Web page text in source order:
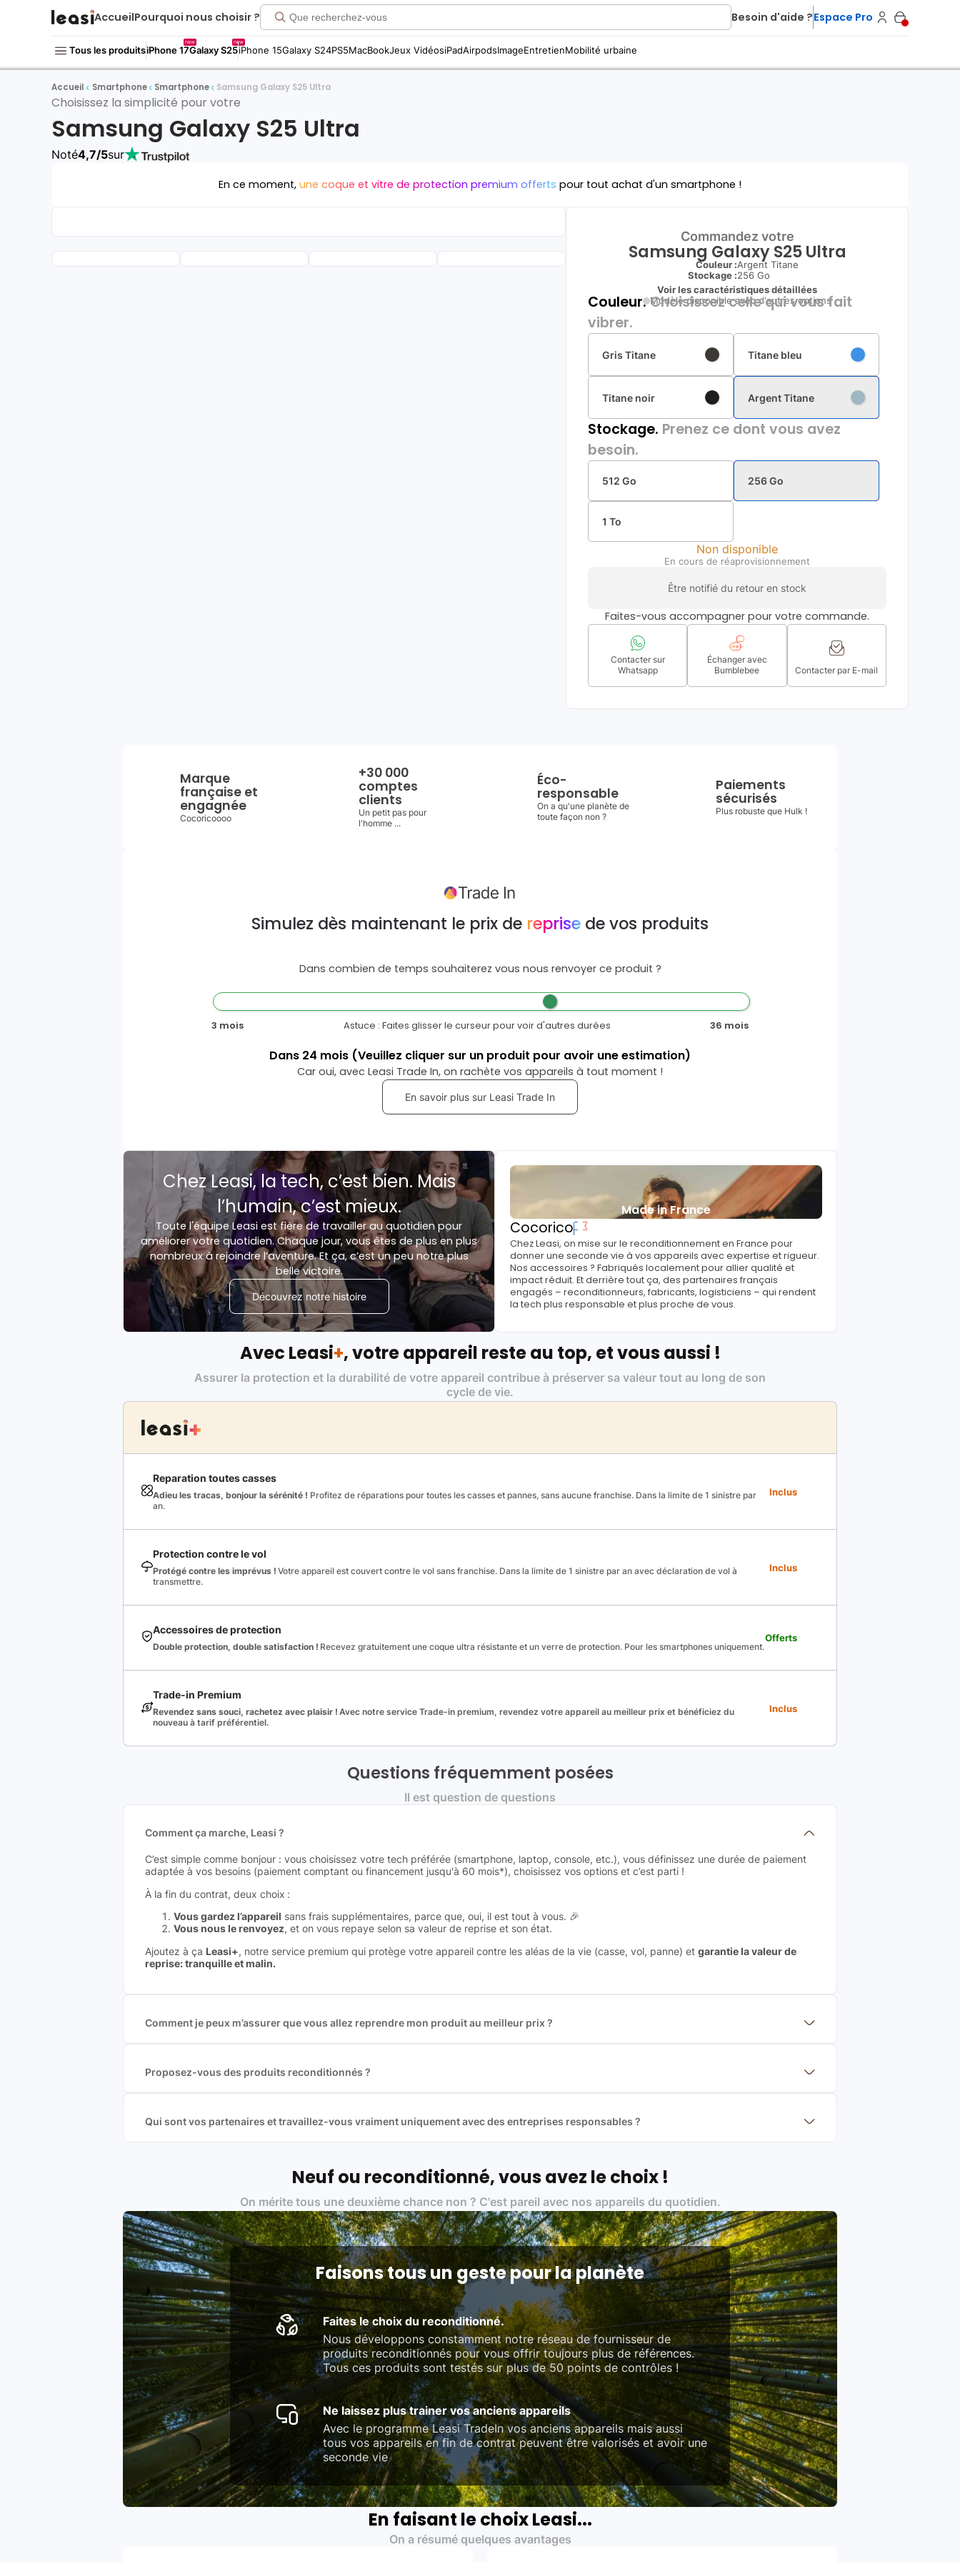
AccueilPourquoi nous choisir ? Besoin d'aide ?Espace Pro
Tous les produitsiPhone 17
new
Galaxy S25
new
iPhone 15Galaxy S24PS5MacBookJeux VidéosiPadAirpodsImageEntretienMobilité urbaine
Accueil Smartphone Smartphone Samsung Galaxy S25 Ultra
Choisissez la simplicité pour votre
Samsung Galaxy S25 Ultra
Noté4,7/5sur
En ce moment, une coque et vitre de protection premium offerts pour tout achat d'un smartphone !
Commandez votre
Samsung Galaxy S25 Ultra
Couleur :Argent Titane
Stockage :256 Go
Voir les caractéristiques détaillées
Modèle disponible avec d'autres options
Couleur.Choisissez celle qui vous fait
vibrer.
Gris Titane Titane bleu
Titane noir Argent Titane
Stockage. Prenez ce dont vous avez
besoin.
512 Go 256 Go
1 To
Non disponible
En cours de réaprovisionnement
Être notifié du retour en stock
Faites-vous accompagner pour votre commande.
Contacter sur
Whatsapp
Échanger avec
Bumblebee
Contacter par E-mail
Marque
française et
engagnée
Cocoricoooo
+30 000
comptes
clients
Un petit pas pour
l'homme ...
Éco-
responsable
On a qu'une planète de
toute façon non ?
Paiements
sécurisés
Plus robuste que Hulk !
Simulez dès maintenant le prix de reprise de vos produits
Dans combien de temps souhaiterez vous nous renvoyer ce produit ?
3 mois Astuce : Faites glisser le curseur pour voir d'autres durées 36 mois
Dans 24 mois (Veuillez cliquer sur un produit pour avoir une estimation)
Car oui, avec Leasi Trade In, on rachète vos appareils à tout moment !
En savoir plus sur Leasi Trade In
Chez Leasi, la tech, c’est bien. Mais
l’humain, c’est mieux.
Toute l'équipe Leasi est fière de travailler au quotidien pour
améliorer votre quotidien. Chaque jour, vous êtes de plus en plus
nombreux à rejoindre l’aventure. Et ça, c’est un peu notre plus
belle victoire.
Découvrez notre histoire
Made in France
Cocorico
Chez Leasi, on mise sur le reconditionnement en France pour
donner une seconde vie à vos appareils avec expertise et rigueur.
Nos accessoires ? Fabriqués localement pour allier qualité et
impact réduit. Et derrière tout ça, des partenaires français
engagés – reconditionneurs, fabricants, logisticiens – qui rendent
la tech plus responsable et plus proche de vous.
Avec Leasi+, votre appareil reste au top, et vous aussi !
Assurer la protection et la durabilité de votre appareil contribue à préserver sa valeur tout au long de son
cycle de vie.
Reparation toutes casses
Adieu les tracas, bonjour la sérénité ! Profitez de réparations pour toutes les casses et pannes, sans aucune franchise. Dans la limite de 1 sinistre par
an.
Inclus
Protection contre le vol
Protégé contre les imprévus ! Votre appareil est couvert contre le vol sans franchise. Dans la limite de 1 sinistre par an avec déclaration de vol à
transmettre.
Inclus
Accessoires de protection
Double protection, double satisfaction ! Recevez gratuitement une coque ultra résistante et un verre de protection. Pour les smartphones uniquement.
Offerts
Trade-in Premium
Revendez sans souci, rachetez avec plaisir ! Avec notre service Trade-in premium, revendez votre appareil au meilleur prix et bénéficiez du
nouveau à tarif préférentiel.
Inclus
Questions fréquemment posées
Il est question de questions
Comment ça marche, Leasi ?
C’est simple comme bonjour : vous choisissez votre tech préférée (smartphone, laptop, console, etc.), vous définissez une durée de paiement
adaptée à vos besoins (paiement comptant ou financement jusqu'à 60 mois*), choisissez vos options et c’est parti !
À la fin du contrat, deux choix :
Vous gardez l’appareil sans frais supplémentaires, parce que, oui, il est tout à vous. 🎉
Vous nous le renvoyez, et on vous repaye selon sa valeur de reprise et son état.
Ajoutez à ça Leasi+, notre service premium qui protège votre appareil contre les aléas de la vie (casse, vol, panne) et garantie la valeur de
reprise: tranquille et malin.
Comment je peux m’assurer que vous allez reprendre mon produit au meilleur prix ?
Proposez-vous des produits reconditionnés ?
Qui sont vos partenaires et travaillez-vous vraiment uniquement avec des entreprises responsables ?
Labels environnementaux & qualité de nos partenaires :
Produits testés et vérifiés selon des standards rigoureux (80 à 100 points de contrôle en fonction des produits)
Respect des normes RAEE, RoHS, et du référentiel QualiRepar (bonus réparation)
Neuf ou reconditionné, vous avez le choix !
On mérite tous une deuxième chance non ? C'est pareil avec nos appareils du quotidien.
Faisons tous un geste pour la planète
Faites le choix du reconditionné.
Nous développons constamment notre réseau de fournisseur de
produits reconditionnés pour vous offrir toujours plus de références.
Tous ces produits sont testés sur plus de 50 points de contrôles !
Ne laissez plus trainer vos anciens appareils
Avec le programme Leasi TradeIn vos anciens appareils mais aussi
tous vos appareils en fin de contrat peuvent être valorisés et avoir une
seconde vie
En faisant le choix Leasi...
On a résumé quelques avantages